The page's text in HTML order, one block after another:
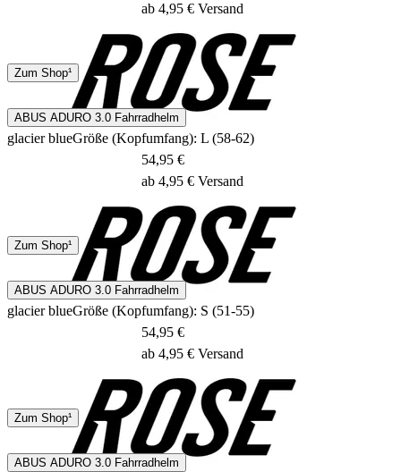
DHL
ab 4,95 € Versand
Zum Shop¹
ABUS ADURO 3.0 Fahrradhelm
glacier blueGröße (Kopfumfang): L (58-62)
DHL
54,95 €
ab 4,95 € Versand
Zum Shop¹
ABUS ADURO 3.0 Fahrradhelm
glacier blueGröße (Kopfumfang): S (51-55)
DHL
54,95 €
ab 4,95 € Versand
Zum Shop¹
ABUS ADURO 3.0 Fahrradhelm